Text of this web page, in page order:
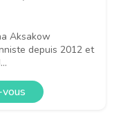
Aksakow
depuis 2012 et